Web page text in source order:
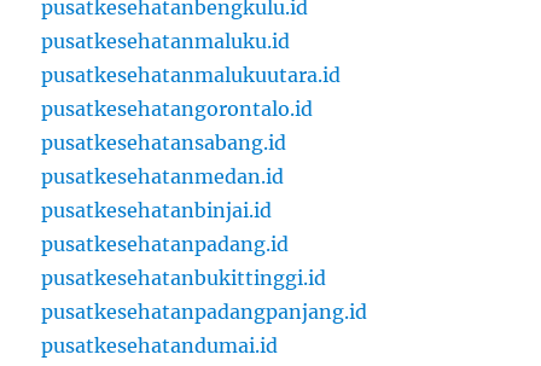
pusatkesehatanbengkulu.id
pusatkesehatanmaluku.id
pusatkesehatanmalukuutara.id
pusatkesehatangorontalo.id
pusatkesehatansabang.id
pusatkesehatanmedan.id
pusatkesehatanbinjai.id
pusatkesehatanpadang.id
pusatkesehatanbukittinggi.id
pusatkesehatanpadangpanjang.id
pusatkesehatandumai.id